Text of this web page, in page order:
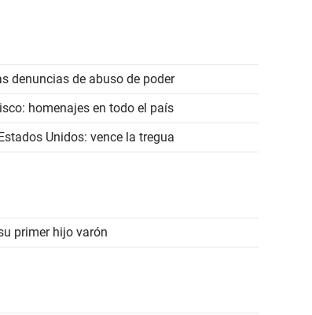
denuncias de abuso de poder
homenajes en todo el país
Unidos: vence la tregua
primer hijo varón